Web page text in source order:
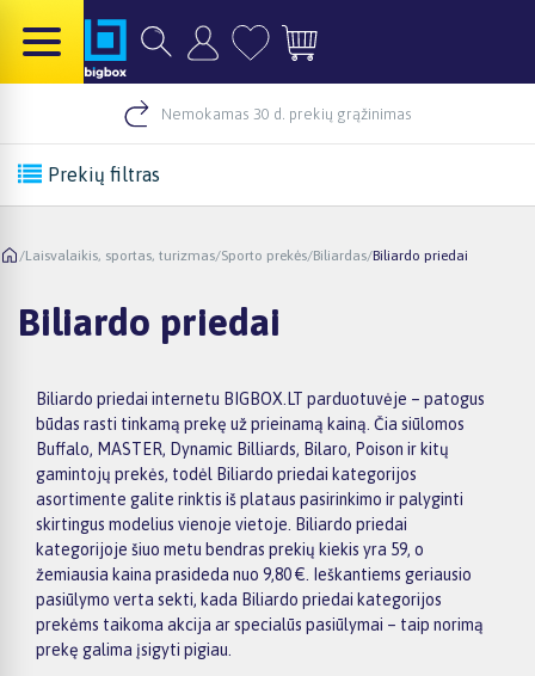
Nemokamas 30 d. prekių grąžinimas
Prekių filtras
/Laisvalaikis, sportas, turizmas/Sporto prekės/Biliardas/Biliardo priedai
Biliardo priedai
Biliardo priedai internetu BIGBOX.LT parduotuvėje – patogus
būdas rasti tinkamą prekę už prieinamą kainą. Čia siūlomos
Buffalo, MASTER, Dynamic Billiards, Bilaro, Poison ir kitų
gamintojų prekės, todėl Biliardo priedai kategorijos
asortimente galite rinktis iš plataus pasirinkimo ir palyginti
skirtingus modelius vienoje vietoje. Biliardo priedai
kategorijoje šiuo metu bendras prekių kiekis yra 59, o
žemiausia kaina prasideda nuo 9,80 €. Ieškantiems geriausio
pasiūlymo verta sekti, kada Biliardo priedai kategorijos
prekėms taikoma akcija ar specialūs pasiūlymai – taip norimą
prekę galima įsigyti pigiau.